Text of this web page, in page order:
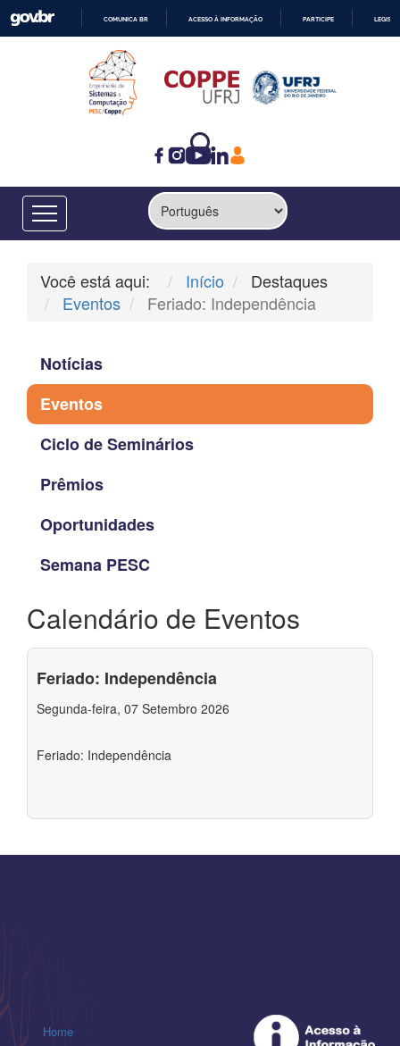
CONTEÚDO
COMUNICA BR ACESSO À INFORMAÇÃO PARTICIPE
Você está aqui: Início
Destaques
Eventos
Feriado: Independência
Notícias
Eventos
Ciclo de Seminários
Prêmios
Oportunidades
Semana PESC
Calendário de Eventos
Feriado: Independência
Segunda-feira, 07 Setembro 2026
Feriado: Independência
Home